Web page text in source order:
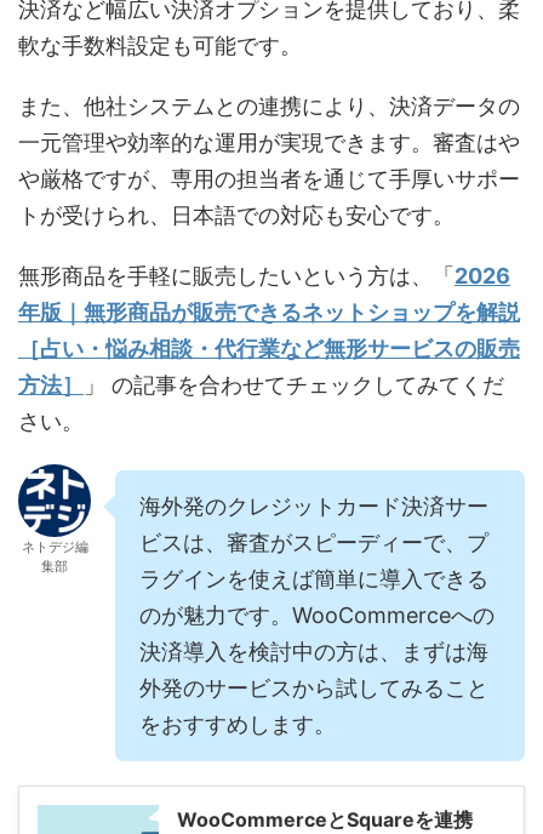
決済など幅広い決済オプションを提供しており、柔
軟な手数料設定も可能です。
また、他社システムとの連携により、決済データの
一元管理や効率的な運用が実現できます。審査はや
や厳格ですが、専用の担当者を通じて手厚いサポー
トが受けられ、日本語での対応も安心です。
無形商品を手軽に販売したいという方は、「 2026
年版｜無形商品が販売できるネットショップを解説
［占い・悩み相談・代行業など無形サービスの販売
方法］
」 の記事を合わせてチェックしてみてくだ
さい。
ネトデジ編
集部
海外発のクレジットカード決済サー
ビスは、審査がスピーディーで、プ
ラグインを使えば簡単に導入できる
のが魅力です。WooCommerceへの
決済導入を検討中の方は、まずは海
外発のサービスから試してみること
をおすすめします。
WooCommerceとSquareを連携